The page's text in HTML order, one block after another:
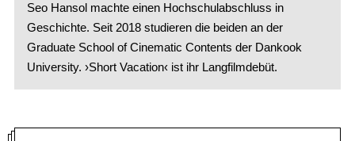
Seo Hansol machte einen Hochschulabschluss in
Geschichte. Seit 2018 studieren die beiden an der
Graduate School of Cinematic Contents der Dankook
University. ›Short Vacation‹ ist ihr Langfilmdebüt.